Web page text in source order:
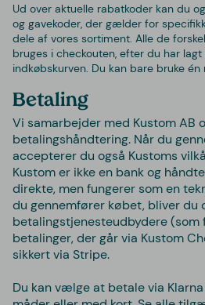
Ud over aktuelle rabatkoder kan du
og gavekoder, der gælder for
dele af vores sortiment. Alle de
bruges i checkouten, efter du har
indkøbskurven. Du kan bare bruke
Betaling
Vi samarbejder med Kustom AB
betalingshåndtering. Når du
accepterer du også Kustoms
Kustom er ikke en bank og
direkte, men fungerer som en
du gennemfører købet, bliver du
betalingstjenesteudbydere (som
betalinger, der går via Kustom
sikkert via Stripe.
Du kan vælge at betale via